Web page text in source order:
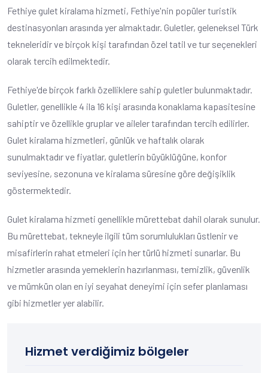
Fethiye gulet kiralama hizmeti, Fethiye'nin popüler turistik
destinasyonları arasında yer almaktadır. Guletler, geleneksel Türk
tekneleridir ve birçok kişi tarafından özel tatil ve tur seçenekleri
olarak tercih edilmektedir.
Fethiye'de birçok farklı özelliklere sahip guletler bulunmaktadır.
Guletler, genellikle 4 ila 16 kişi arasında konaklama kapasitesine
sahiptir ve özellikle gruplar ve aileler tarafından tercih edilirler.
Gulet kiralama hizmetleri, günlük ve haftalık olarak
sunulmaktadır ve fiyatlar, guletlerin büyüklüğüne, konfor
seviyesine, sezonuna ve kiralama süresine göre değişiklik
göstermektedir.
Gulet kiralama hizmeti genellikle mürettebat dahil olarak sunulur.
Bu mürettebat, tekneyle ilgili tüm sorumlulukları üstlenir ve
misafirlerin rahat etmeleri için her türlü hizmeti sunarlar. Bu
hizmetler arasında yemeklerin hazırlanması, temizlik, güvenlik
ve mümkün olan en iyi seyahat deneyimi için sefer planlaması
gibi hizmetler yer alabilir.
Hizmet verdiğimiz bölgeler